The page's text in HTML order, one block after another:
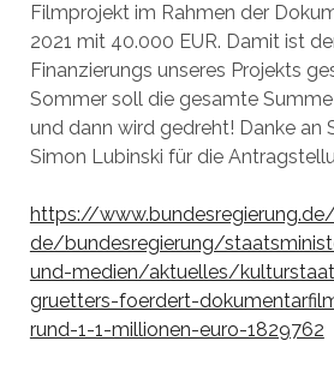
Filmprojekt im Rahmen der
2021 mit 40.000 EUR. Damit ist
Finanzierungs unseres Projekts
Sommer soll die gesamte
und dann wird gedreht! Danke an
Simon Lubinski für die
https://
de/bundesregierung/
und-medien/aktuelles/
gruetters-foerdert-
rund-1-1-millionen-euro-1829762